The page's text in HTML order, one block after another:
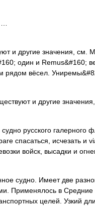
и другие значения, см.
один и Remus&#160;
рядом вёсел.
и другие
русского галерного
спасаться, исчезать и
войск, высадки и
судно. Имеет две
Применялось в
целей. Узкий